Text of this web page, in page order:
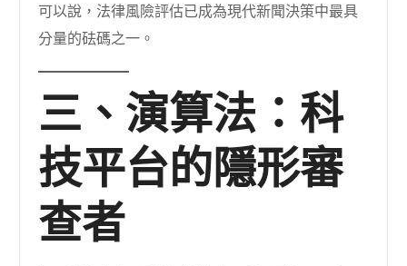
可以說，法律風險評估已成為現代新聞決策中最具
分量的砝碼之一。
三、演算法：科
技平台的隱形審
查者